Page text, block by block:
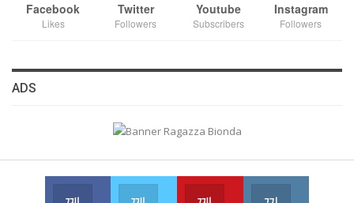
Facebook
Likes
Twitter
Followers
Youtube
Subscribers
Instagram
Followers
ADS
Facebook Youtube